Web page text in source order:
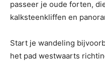
passeer je oude forten,
kalksteenkliffen en
Start je wandeling
het pad westwaarts